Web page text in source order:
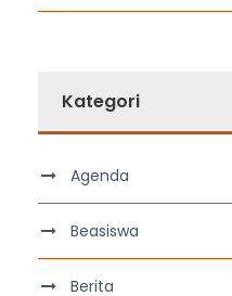
Kategori
Agenda
Beasiswa
Berita